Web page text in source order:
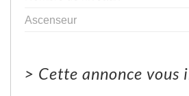
Ascenseur
> Cette annonce vous